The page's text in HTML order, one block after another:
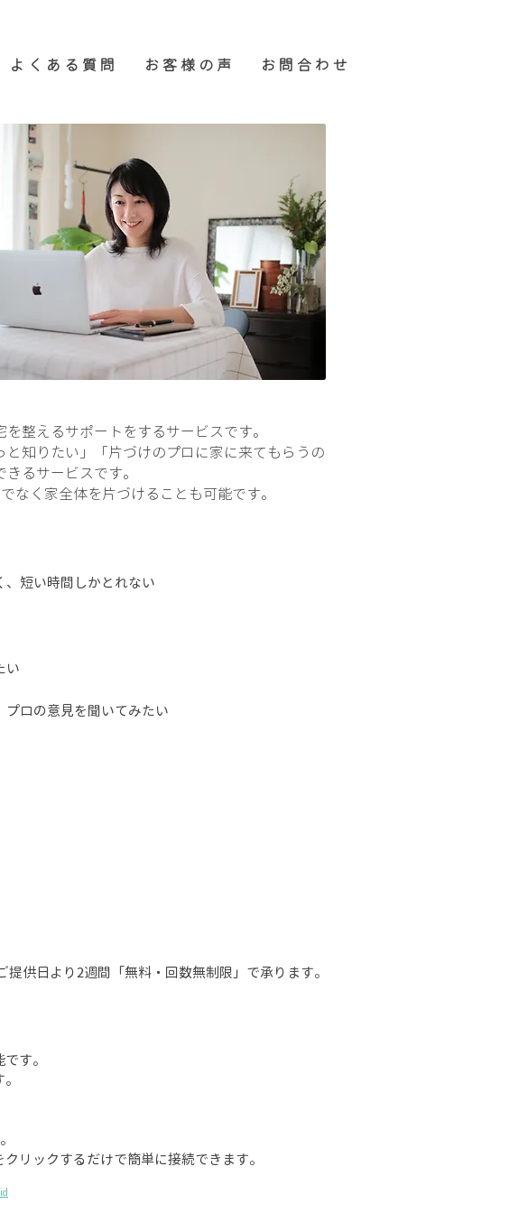
よ く あ る 質 問 お 客 様 の 声 お 問 合 わ せ
整えるサポートをするサービスです。
知りたい」「片づけのプロに家に来てもらうの
るサービスです。
なく家全体を片づけることも可能です。
短い時間しかとれない
い
ロの意見を聞いてみたい
供日より2週間「無料・回数無制限」で承ります。​
す。
リックするだけで簡単に接続できます。